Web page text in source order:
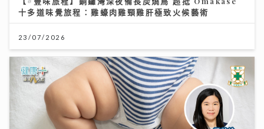
十多道味覺旅程：雞蠔肉雞頸雞肝極致火候藝術
23/07/2026